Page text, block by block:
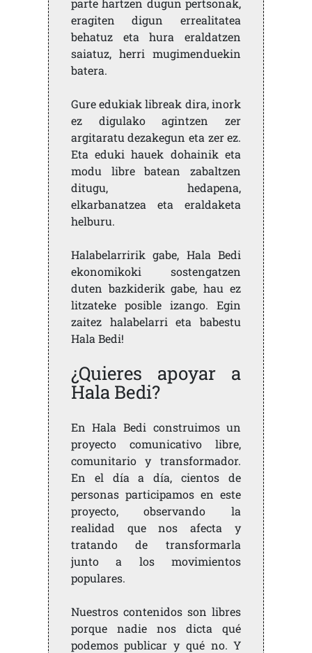
eragiten digun errealitatea
behatuz eta hura eraldatzen
saiatuz, herri mugimenduekin
batera.
Gure edukiak libreak dira, inork
ez digulako agintzen zer
argitaratu dezakegun eta zer ez.
Eta eduki hauek dohainik eta
modu libre batean zabaltzen
ditugu, hedapena,
elkarbanatzea eta eraldaketa
helburu.
Halabelarririk gabe, Hala Bedi
ekonomikoki sostengatzen
duten bazkiderik gabe, hau ez
litzateke posible izango. Egin
zaitez halabelarri eta babestu
Hala Bedi!
¿Quieres apoyar a
Hala Bedi?
En Hala Bedi construimos un
proyecto comunicativo libre,
comunitario y transformador.
En el día a día, cientos de
personas participamos en este
proyecto, observando la
realidad que nos afecta y
tratando de transformarla
junto a los movimientos
populares.
Nuestros contenidos son libres
porque nadie nos dicta qué
podemos publicar y qué no. Y